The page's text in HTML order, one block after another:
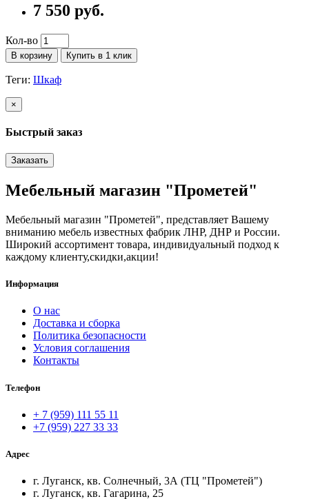
7 550 руб.
Кол-во
В корзину Купить в 1 клик
Теги: Шкаф
×
Быстрый заказ
Заказать
Мебельный магазин "Прометей"
Мебельный магазин "Прометей", представляет Вашему
вниманию мебель известных фабрик ЛНР, ДНР и России.
Широкий ассортимент товара, индивидуальный подход к
каждому клиенту,скидки,акции!
Информация
О нас
Доставка и сборка
Политика безопасности
Условия соглашения
Контакты
Телефон
+ 7 (959) 111 55 11
+7 (959) 227 33 33
Адрес
г. Луганск, кв. Солнечный, 3А (ТЦ "Прометей")
г. Луганск, кв. Гагарина, 25